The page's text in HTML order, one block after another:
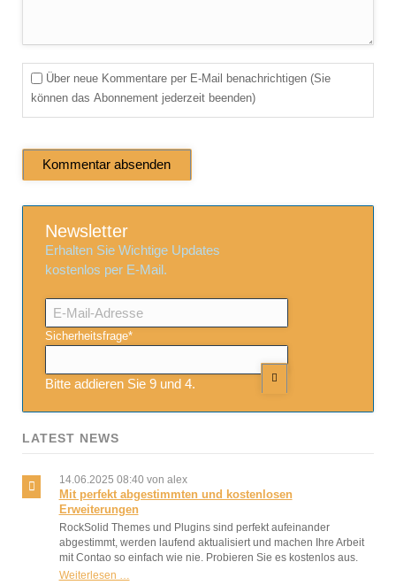
Über neue Kommentare per E-Mail benachrichtigen (Sie
können das Abonnement jederzeit beenden)
Kommentar absenden
Newsletter
Erhalten Sie Wichtige Updates
kostenlos per E-Mail.
E-
Mail-
Adresse
Pflichtfeld
Sicherheitsfrage*
Bitte addieren Sie 9 und 4.
LATEST NEWS
14.06.2025 08:40 von alex
Mit perfekt abgestimmten und kostenlosen
Erweiterungen
RockSolid Themes und Plugins sind perfekt aufeinander
abgestimmt, werden laufend aktualisiert und machen Ihre Arbeit
mit Contao so einfach wie nie. Probieren Sie es kostenlos aus.
Weiterlesen …